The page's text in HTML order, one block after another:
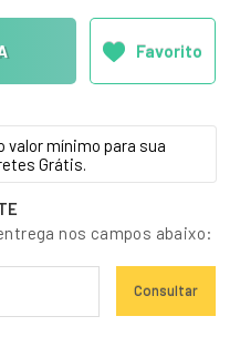
Favorito
valor mínimo para sua
Grátis.
nos campos abaixo:
Consultar